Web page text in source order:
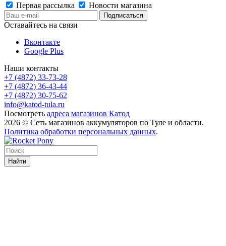
Первая рассылка
Новости магазина
Оставайтесь на связи
Вконтакте
Google Plus
Наши контакты
+7 (4872) 33-73-28
+7 (4872) 36-43-44
+7 (4872) 30-75-62
info@katod-tula.ru
Посмотреть адреса магазинов Катод
2026 © Сеть магазинов аккумуляторов по Туле и области.
Политика обработки персональных данных.
Найти